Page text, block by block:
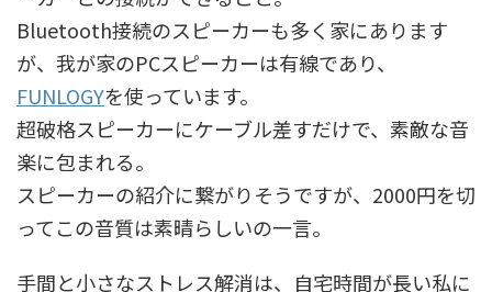
Bluetooth接続のスピーカーも多く家にあります
が、我が家のPCスピーカーは有線であり、
FUNLOGYを使っています。
超破格スピーカーにケーブル差すだけで、素敵な音
楽に包まれる。
スピーカーの紹介に繋がりそうですが、2000円を切
ってこの音質は素晴らしいの一言。
手間と小さなストレス解消は、自宅時間が長い私に